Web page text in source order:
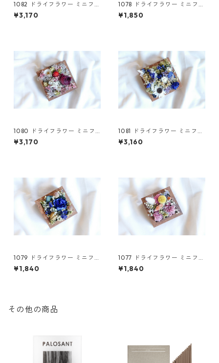
1082 ドライフラワー ミニフレ
ーム(L)
¥3,170
1078 ドライフラワー ミニフレ
ーム(S)
¥1,850
1080 ドライフラワー ミニフ
レーム(L)
¥3,170
1081 ドライフラワー ミニフレ
ーム(L)
¥3,160
1079 ドライフラワー ミニフレ
ーム(S)
¥1,840
1077 ドライフラワー ミニフレ
ーム(S)
¥1,840
その他の商品